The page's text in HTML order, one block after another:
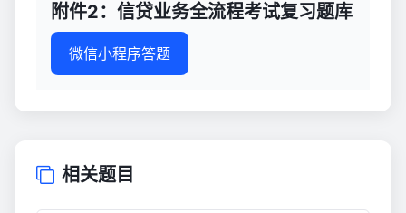
附件2：信贷业务全流程考试复习题库
微信小程序答题
相关题目